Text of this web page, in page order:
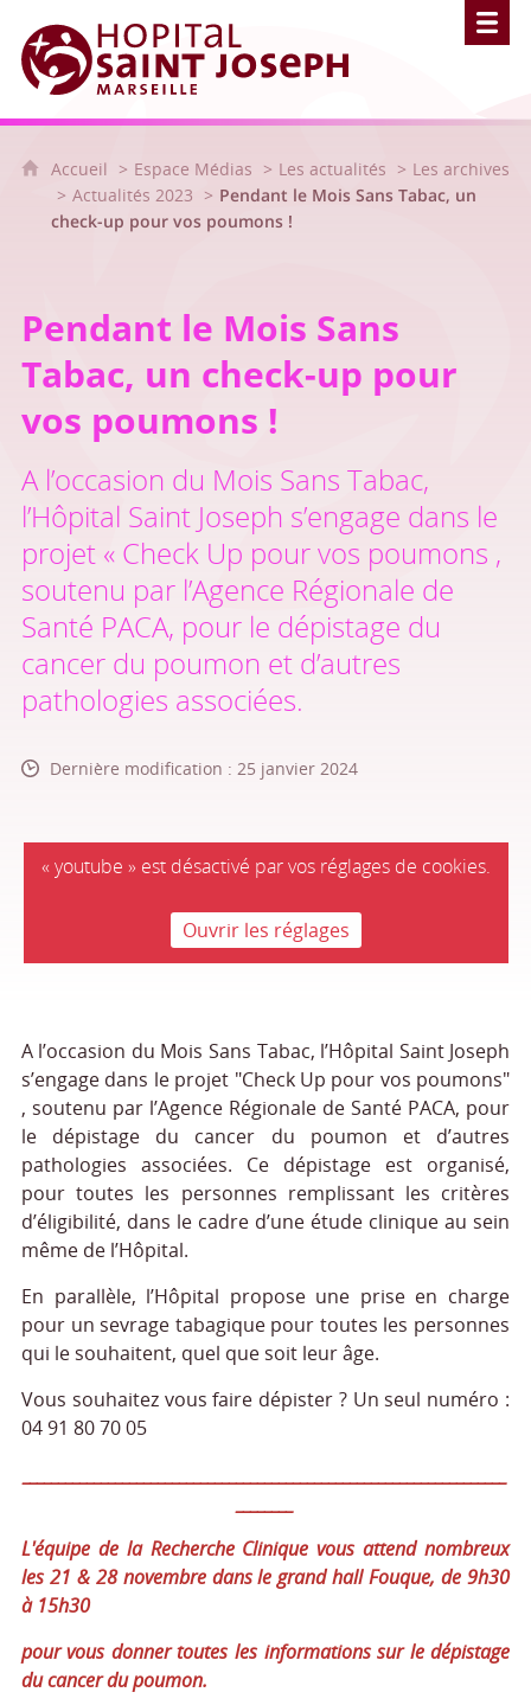
Hôpital Saint Joseph - Marseille
Accueil Espace Médias Les actualités
Les archives
Actualités 2023
Pendant le Mois Sans Tabac, un
check-up pour vos poumons !
Pendant le Mois Sans
Tabac, un check-up pour
vos poumons !
A l’occasion du Mois Sans Tabac,
l’Hôpital Saint Joseph s’engage dans le
projet « Check Up pour vos poumons ,
soutenu par l’Agence Régionale de
Santé PACA, pour le dépistage du
cancer du poumon et d’autres
pathologies associées.
Dernière modification : 25 janvier 2024
« youtube » est désactivé par vos réglages de cookies.
Ouvrir les réglages
A l’occasion du Mois Sans Tabac, l’Hôpital Saint Joseph
s’engage dans le projet "Check Up pour vos poumons"
, soutenu par l’Agence Régionale de Santé PACA, pour
le dépistage du cancer du poumon et d’autres
pathologies associées. Ce dépistage est organisé,
pour toutes les personnes remplissant les critères
d’éligibilité, dans le cadre d’une étude clinique au sein
même de l’Hôpital.
En parallèle, l’Hôpital propose une prise en charge
pour un sevrage tabagique pour toutes les personnes
qui le souhaitent, quel que soit leur âge.
Vous souhaitez vous faire dépister ? Un seul numéro :
04 91 80 70 05
L'équipe de la Recherche Clinique vous attend nombreux
les 21 & 28 novembre dans le grand hall Fouque, de 9h30
à 15h30
pour vous donner toutes les informations sur le dépistage
du cancer du poumon.